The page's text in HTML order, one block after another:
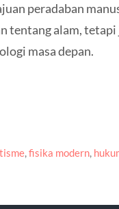
peradaban
tentang alam,
masa depan.
,fisika modern,